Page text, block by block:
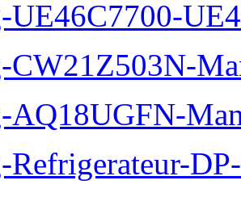
UE46C7700-
CW21Z503N-
AQ18UGFN-
Refrigerateur-